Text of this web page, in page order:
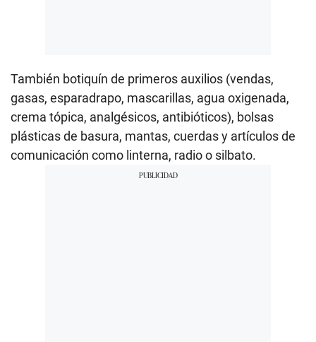
También botiquín de primeros auxilios (vendas,
gasas, esparadrapo, mascarillas, agua oxigenada,
crema tópica, analgésicos, antibióticos), bolsas
plásticas de basura, mantas, cuerdas y artículos de
comunicación como linterna, radio o silbato.